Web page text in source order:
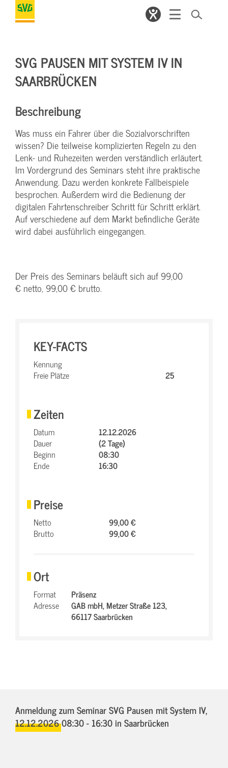
SVG PAUSEN MIT SYSTEM IV IN
SAARBRÜCKEN
Beschreibung
Was muss ein Fahrer über die Sozialvorschriften
wissen? Die teilweise komplizierten Regeln zu den
Lenk- und Ruhezeiten werden verständlich erläutert.
Im Vordergrund des Seminars steht ihre praktische
Anwendung. Dazu werden konkrete Fallbeispiele
besprochen. Außerdem wird die Bedienung der
digitalen Fahrtenschreiber Schritt für Schritt erklärt.
Auf verschiedene auf dem Markt befindliche Geräte
wird dabei ausführlich eingegangen.
Der Preis des Seminars beläuft sich auf 99,00
€ netto, 99,00 € brutto.
KEY-FACTS
Kennung
Freie Plätze
25
Zeiten
Datum
12.12.2026
Dauer
(2 Tage)
Beginn
08:30
Ende
16:30
Preise
Netto
99,00 €
Brutto
99,00 €
Ort
Format
Präsenz
Adresse
GAB mbH,Metzer Straße 123,
66117 Saarbrücken
Anmeldung zum Seminar SVG Pausen mit System IV,
12.12.2026 08:30 - 16:30in Saarbrücken